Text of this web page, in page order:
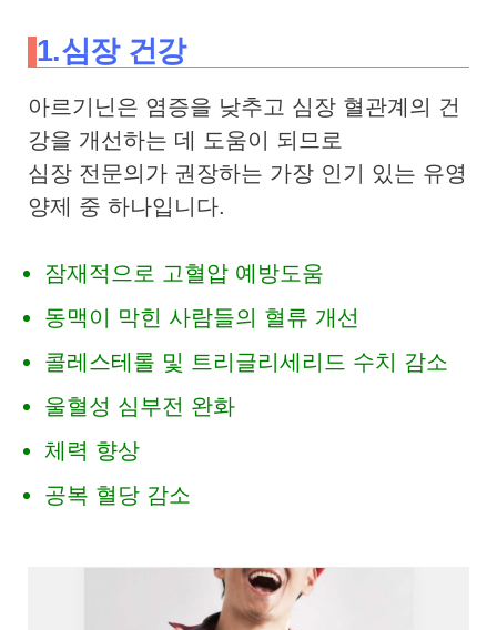
1.심장 건강
아르기닌은 염증을 낮추고 심장 혈관계의 건
강을 개선하는 데 도움이 되므로
심장 전문의가 권장하는 가장 인기 있는 유영
양제 중 하나입니다.
잠재적으로 고혈압 예방도움
동맥이 막힌 사람들의 혈류 개선
콜레스테롤 및 트리글리세리드 수치 감소
울혈성 심부전 완화
체력 향상
공복 혈당 감소